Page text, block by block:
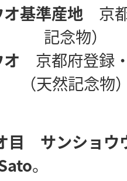
オ基準産地 京
記念物）
京都府登録
（天然記念物
目 サンショウ
。